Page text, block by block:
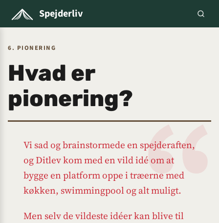
Spejderliv
6. PIONERING
Hvad er
pionering?
Vi sad og brainstormede en spejderaften,
og Ditlev kom med en vild idé om at
bygge en platform oppe i træerne med
køkken, swimmingpool og alt muligt.
Men selv de vildeste idéer kan blive til